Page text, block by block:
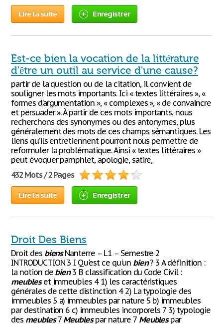
Lire la suite Enregistrer
Est-ce bien la vocation de la littérature
d'être un outil au service d'une cause?
partir de la question ou de la citation, il convient de
souligner les mots importants. Ici « textes littéraires », «
formes d’argumentation », « complexes », « de convaincre
et persuader ». À partir de ces mots importants, nous
recherchons des synonymes ou des antonymes, plus
généralement des mots de ces champs sémantiques. Les
liens qu’ils entretiennent pourront nous permettre de
reformuler la problématique. Ainsi « textes littéraires »
peut évoquer pamphlet, apologie, satire,
432 Mots / 2 Pages
Lire la suite Enregistrer
Droit Des Biens
Droit des biensNanterre – L1 – Semestre 2
INTRODUCTION 3 I Qu'est ce qu'un bien? 3 A définition :
la notion de bien3 B classification du Code Civil :
meubleset immeubles 4 1) les caractéristiques
générales de cette distinction 4 2) La typologie des
immeubles 5 a) immeubles par nature 5 b) immeubles
par destination 6 c) immeubles incorporels 7 3) typologie
des meubles7 Meublespar nature 7 Meublespar